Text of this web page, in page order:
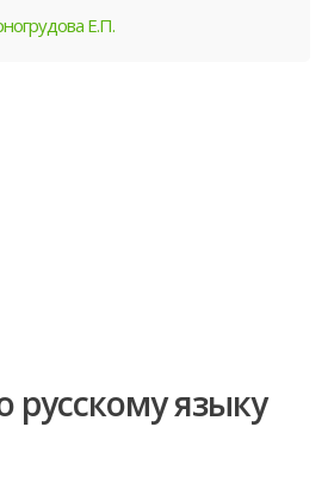
Е.П.
русскому языку